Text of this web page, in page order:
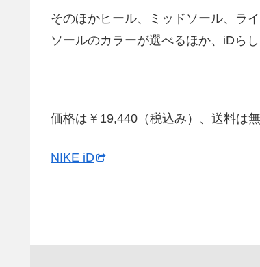
そのほかヒール、ミッドソール、ラ
ソールのカラーが選べるほか、iDら
価格は￥19,440（税込み）、送料は無
NIKE iD